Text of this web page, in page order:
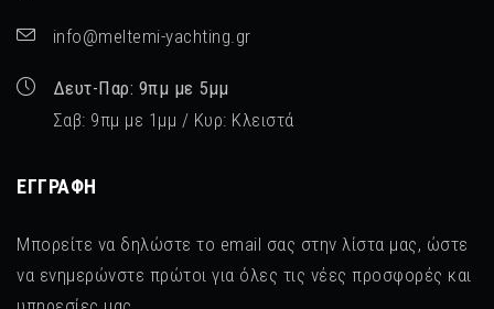
info@meltemi-yachting.gr
Δευτ-Παρ: 9πμ με 5μμ
Σαβ: 9πμ με 1μμ / Κυρ: Κλειστά
ΕΓΓΡΑΦΉ
Μπορείτε να δηλώστε το email σας στην λίστα μας, ώστε
να ενημερώνστε πρώτοι για όλες τις νέες προσφορές και